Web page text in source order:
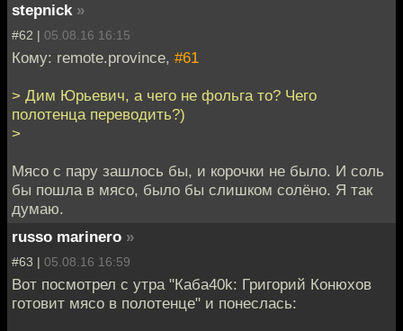
stepnick »
#62 | 05.08.16 16:15
Кому: remote.province, #61
> Дим Юрьевич, а чего не фольга то? Чего
полотенца переводить?)
>
Мясо с пару зашлось бы, и корочки не было. И соль
бы пошла в мясо, было бы слишком солёно. Я так
думаю.
russo marinero »
#63 | 05.08.16 16:59
Вот посмотрел с утра "Каба40k: Григорий Конюхов
готовит мясо в полотенце" и понеслась: